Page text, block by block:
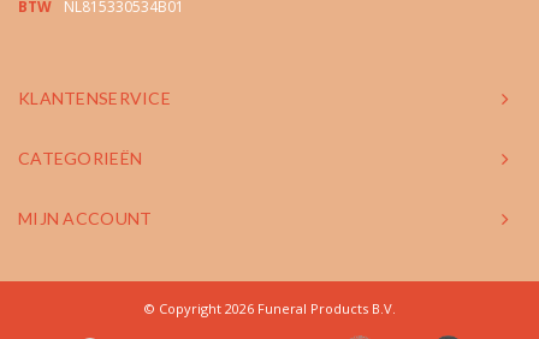
BTW
NL815330534B01
KLANTENSERVICE
CATEGORIEËN
MIJN ACCOUNT
© Copyright 2026 Funeral Products B.V.